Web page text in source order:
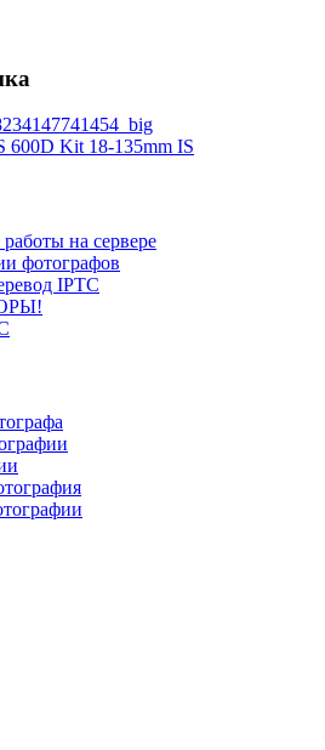
600D Kit 18-135mm IS
на сервере
фотографов
IPTC